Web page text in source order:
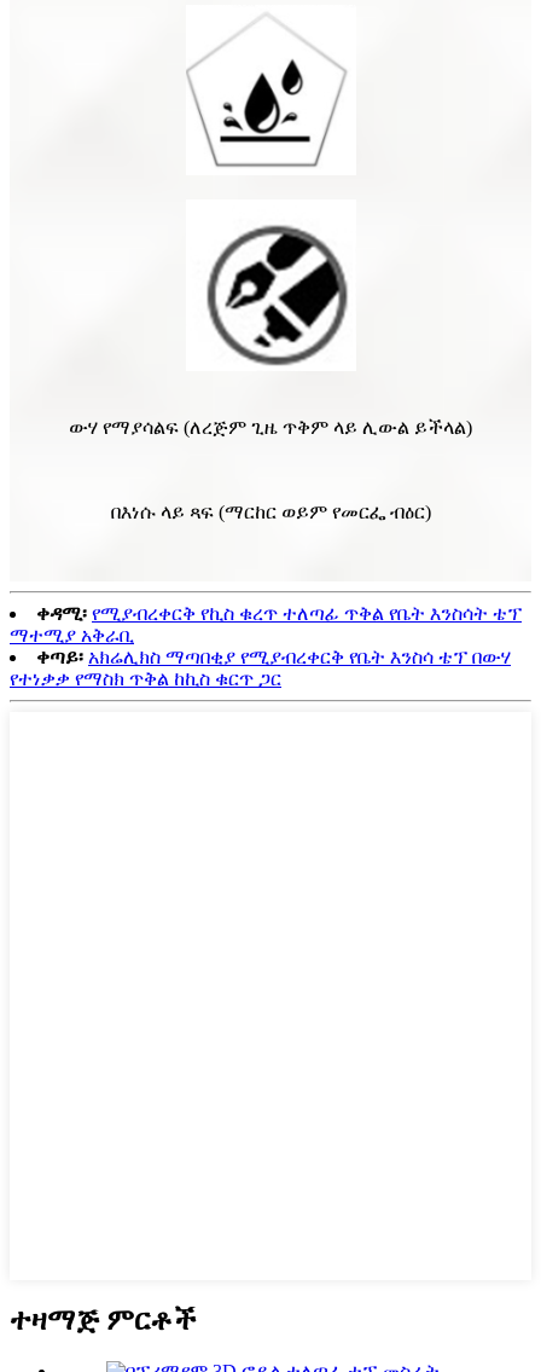
ውሃ የማያሳልፍ (ለረጅም ጊዜ ጥቅም ላይ ሊውል ይችላል)
በእነሱ ላይ ጻፍ (ማርከር ወይም የመርፌ ብዕር)
ቀዳሚ፡ የሚያብረቀርቅ የኪስ ቁረጥ ተለጣፊ ጥቅል የቤት እንስሳት ቴፕ
ማተሚያ አቅራቢ
ቀጣይ፡ አክሬሊክስ ማጣበቂያ የሚያብረቀርቅ የቤት እንስሳ ቴፕ በውሃ
የተነቃቃ የማስክ ጥቅል ከኪስ ቁርጥ ጋር
ተዛማጅ ምርቶች